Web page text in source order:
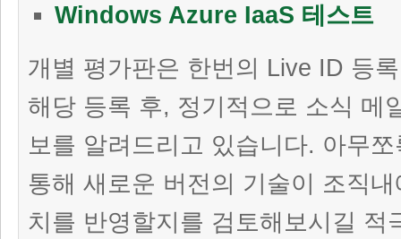
Windows Azure IaaS 테스트
개별 평가판은 한번의 Live ID 등
해당 등록 후, 정기적으로 소식 메
보를 알려드리고 있습니다. 아무
통해 새로운 버전의 기술이 조직
치를 반영할지를 검토해보시길 적